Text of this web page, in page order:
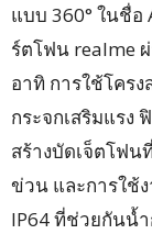
แบบ 360° ในชื่อ
ร์ตโฟน realme
อาทิ การใช้โคร
กระจกเสริมแรง
สร้างบัดเจ็ตโฟ
ข่วน และการใช้
IP64 ที่ช่วยกันน้